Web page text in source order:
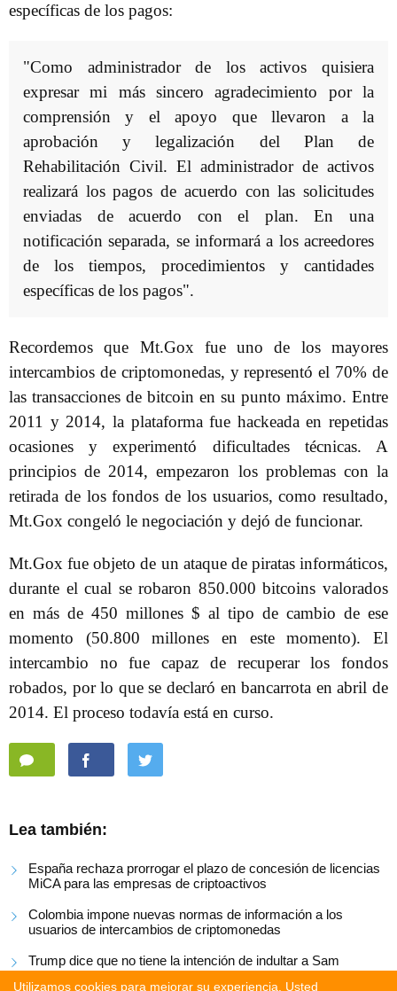
Utilizamos cookies para mejorar su experiencia. Usted
específicas de los pagos:
"Como administrador de los activos quisiera
expresar mi más sincero agradecimiento por la
comprensión y el apoyo que llevaron a la
aprobación y legalización del Plan de
Rehabilitación Civil. El administrador de activos
realizará los pagos de acuerdo con las solicitudes
enviadas de acuerdo con el plan. En una
notificación separada, se informará a los acreedores
de los tiempos, procedimientos y cantidades
específicas de los pagos".
Recordemos que Mt.Gox fue uno de los mayores
intercambios de criptomonedas, y representó el 70% de
las transacciones de bitcoin en su punto máximo. Entre
2011 y 2014, la plataforma fue hackeada en repetidas
ocasiones y experimentó dificultades técnicas. A
principios de 2014, empezaron los problemas con la
retirada de los fondos de los usuarios, como resultado,
Mt.Gox congeló le negociación y dejó de funcionar.
Mt.Gox fue objeto de un ataque de piratas informáticos,
durante el cual se robaron 850.000 bitcoins valorados
en más de 450 millones $ al tipo de cambio de ese
momento (50.800 millones en este momento). El
intercambio no fue capaz de recuperar los fondos
robados, por lo que se declaró en bancarrota en abril de
2014. El proceso todavía está en curso.
Lea también:
España rechaza prorrogar el plazo de concesión de licencias
MiCA para las empresas de criptoactivos
Colombia impone nuevas normas de información a los
usuarios de intercambios de criptomonedas
Trump dice que no tiene la intención de indultar a Sam
Bankman-Fried